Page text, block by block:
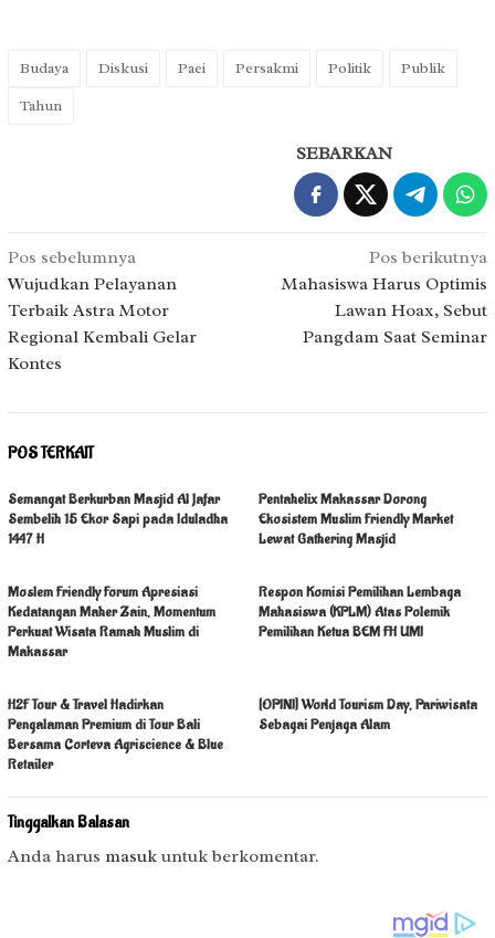
Budaya Diskusi Paei Persakmi Politik
Publik
Tahun
SEBARKAN
Navigasi
pos
Pos sebelumnya
Wujudkan Pelayanan
Terbaik Astra Motor
Regional Kembali Gelar
Kontes
Pos berikutnya
Mahasiswa Harus Optimis
Lawan Hoax, Sebut
Pangdam Saat Seminar
POS TERKAIT
Semangat Berkurban Masjid Al Jafar
Sembelih 15 Ekor Sapi pada Iduladha
1447 H
Pentahelix Makassar Dorong
Ekosistem Muslim Friendly Market
Lewat Gathering Masjid
Moslem Friendly Forum Apresiasi
Kedatangan Maher Zain, Momentum
Perkuat Wisata Ramah Muslim di
Makassar
Respon Komisi Pemilihan Lembaga
Mahasiswa (KPLM) Atas Polemik
Pemilihan Ketua BEM FH UMI
H2F Tour & Travel Hadirkan
Pengalaman Premium di Tour Bali
Bersama Corteva Agriscience & Blue
Retailer
[OPINI] World Tourism Day, Pariwisata
Sebagai Penjaga Alam
Tinggalkan Balasan
Anda harus masuk untuk berkomentar.